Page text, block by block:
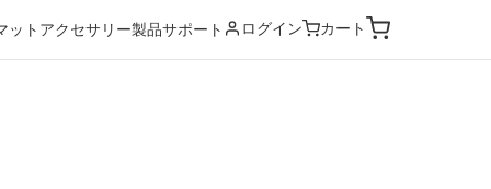
ット アクセサリー製品サポート ログイン カート